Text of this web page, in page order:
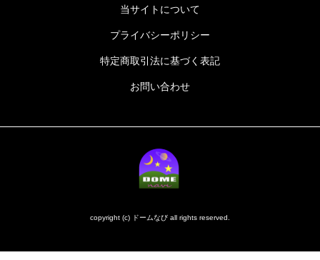
当サイトについて
プライバシーポリシー
特定商取引法に基づく表記
お問い合わせ
copyright (c) ドームなび all rights reserved.